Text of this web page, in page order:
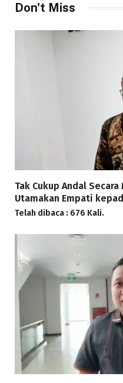
Don't Miss
Tak Cukup Andal
Utamakan Empati
Telah dibaca : 676 Kali.